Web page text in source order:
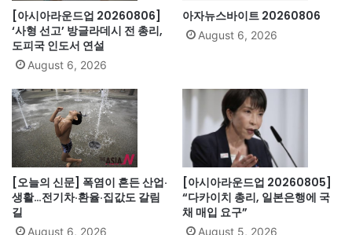
[아시아라운드업 20260806]
‘사형 선고’ 방글라데시 전 총리,
도피국 인도서 연설
August 6, 2026
아자뉴스바이트 20260806
August 6, 2026
[오늘의 신문] 폭염이 흔든 산업·
생활…전기차·환율·집값도 갈림
길
August 6, 2026
[아시아라운드업 20260805]
“다카이치 총리, 일본은행에 국
채 매입 요구”
August 5, 2026